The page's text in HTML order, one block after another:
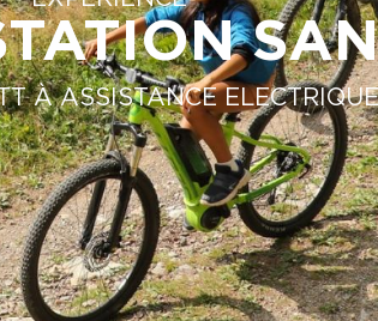
À ASSISTANCE ELECTRIQUE